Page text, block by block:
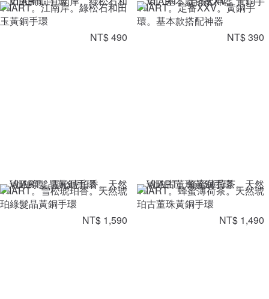
VIIART。江南岸。綠松石和田
玉黃銅手環
NT$ 490
VIIART。定番XXV。黃銅手
環。基本款搭配神器
NT$ 390
VIIART。雪松琥珀香。天然琥
珀綠髮晶黃銅手環
NT$ 1,590
VIIART。蜂蜜薄荷茶。天然琥
珀古董珠黃銅手環
NT$ 1,490